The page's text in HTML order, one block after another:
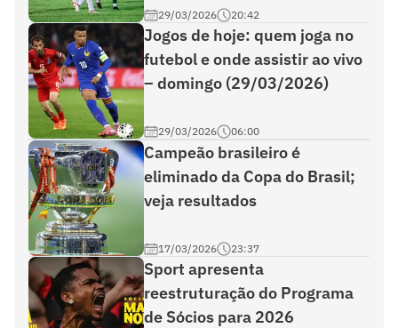
29/03/2026 20:42
Jogos de hoje: quem joga no
futebol e onde assistir ao vivo
– domingo (29/03/2026)
29/03/2026 06:00
Campeão brasileiro é
eliminado da Copa do Brasil;
veja resultados
17/03/2026 23:37
Sport apresenta
reestruturação do Programa
de Sócios para 2026